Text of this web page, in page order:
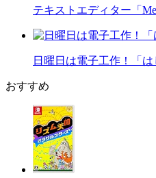
テキストエディター「
日曜日は電子工作！「
おすすめ